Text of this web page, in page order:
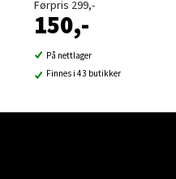
Førpris 299,-
150,-
På nettlager
Finnes i 43 butikker
Lillehammer -
Strandtorget, 2609